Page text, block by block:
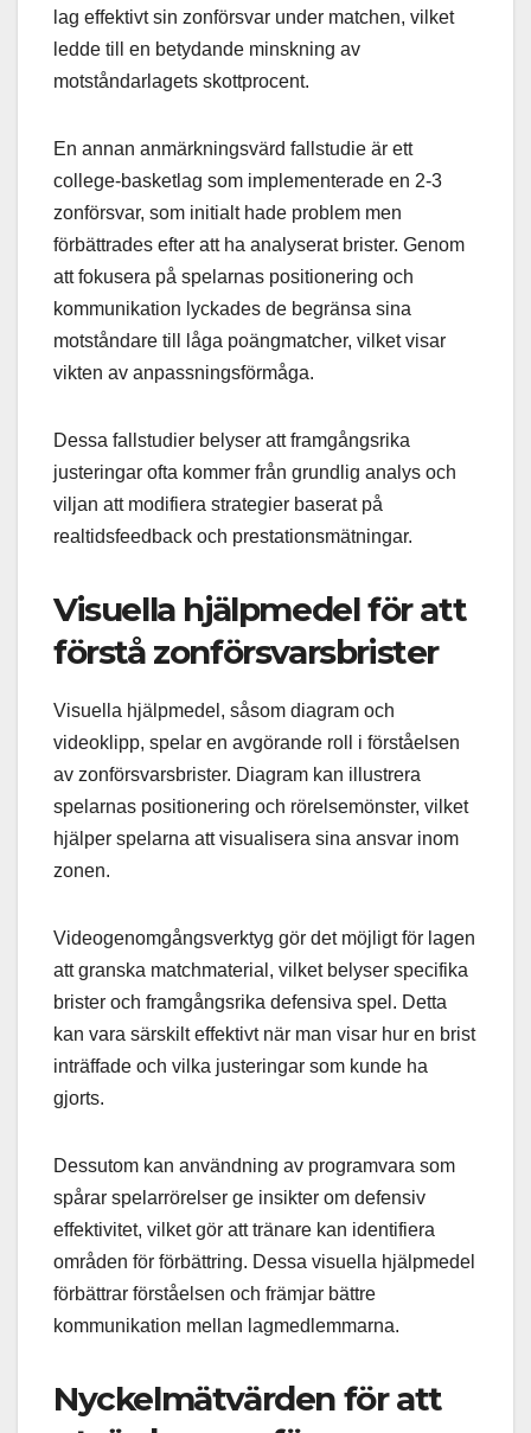
lag effektivt sin zonförsvar under matchen, vilket
ledde till en betydande minskning av
motståndarlagets skottprocent.
En annan anmärkningsvärd fallstudie är ett
college-basketlag som implementerade en 2-3
zonförsvar, som initialt hade problem men
förbättrades efter att ha analyserat brister. Genom
att fokusera på spelarnas positionering och
kommunikation lyckades de begränsa sina
motståndare till låga poängmatcher, vilket visar
vikten av anpassningsförmåga.
Dessa fallstudier belyser att framgångsrika
justeringar ofta kommer från grundlig analys och
viljan att modifiera strategier baserat på
realtidsfeedback och prestationsmätningar.
Visuella hjälpmedel för att
förstå zonförsvarsbrister
Visuella hjälpmedel, såsom diagram och
videoklipp, spelar en avgörande roll i förståelsen
av zonförsvarsbrister. Diagram kan illustrera
spelarnas positionering och rörelsemönster, vilket
hjälper spelarna att visualisera sina ansvar inom
zonen.
Videogenomgångsverktyg gör det möjligt för lagen
att granska matchmaterial, vilket belyser specifika
brister och framgångsrika defensiva spel. Detta
kan vara särskilt effektivt när man visar hur en brist
inträffade och vilka justeringar som kunde ha
gjorts.
Dessutom kan användning av programvara som
spårar spelarrörelser ge insikter om defensiv
effektivitet, vilket gör att tränare kan identifiera
områden för förbättring. Dessa visuella hjälpmedel
förbättrar förståelsen och främjar bättre
kommunikation mellan lagmedlemmarna.
Nyckelmätvärden för att